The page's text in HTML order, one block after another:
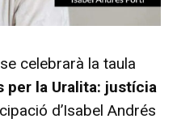
celebrarà la taula
per la Uralita: justícia
d’Isabel Andrés